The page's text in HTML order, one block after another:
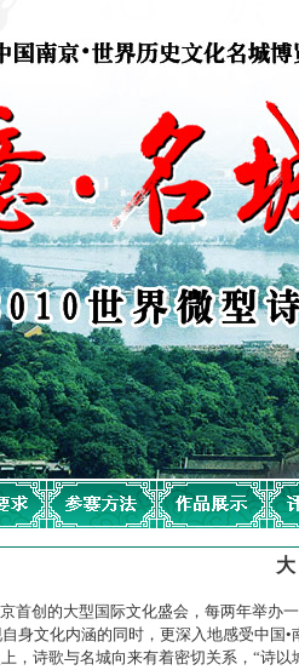
首创的大型国际文化盛会，每两年举办
身文化内涵的同时，更深入地感受中
，诗歌与名城向来有着密切关系，“诗